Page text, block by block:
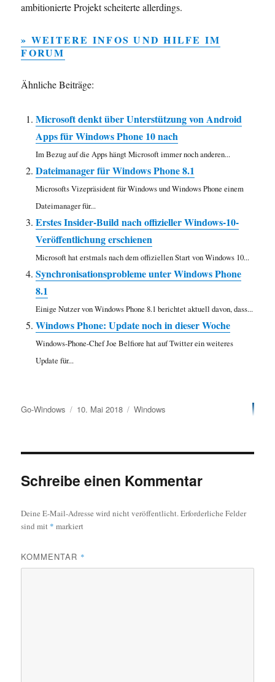
ambitionierte Projekt scheiterte allerdings.
» WEITERE INFOS UND HILFE IM
FORUM
Ähnliche Beiträge:
Microsoft denkt über Unterstützung von Android
Apps für Windows Phone 10 nach
Im Bezug auf die Apps hängt Microsoft immer noch anderen...
Dateimanager für Windows Phone 8.1
Microsofts Vizepräsident für Windows und Windows Phone einem
Dateimanager für...
Erstes Insider-Build nach offizieller Windows-10-
Veröffentlichung erschienen
Microsoft hat erstmals nach dem offiziellen Start von Windows 10...
Synchronisationsprobleme unter Windows Phone
8.1
Einige Nutzer von Windows Phone 8.1 berichtet aktuell davon, dass...
Windows Phone: Update noch in dieser Woche
Windows-Phone-Chef Joe Belfiore hat auf Twitter ein weiteres
Update für...
Autor
Go-Windows
Veröffentlicht
10. Mai 2018 Kategorien
Windows
Schreibe einen Kommentar
Deine E-Mail-Adresse wird nicht veröffentlicht.Erforderliche Felder
sind mit * markiert
KOMMENTAR *